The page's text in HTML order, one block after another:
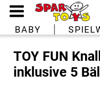
BABY
TOY FUN
inklusive 5